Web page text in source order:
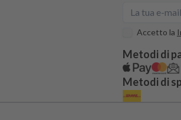
Accetto la
Metodi di
Metodi di